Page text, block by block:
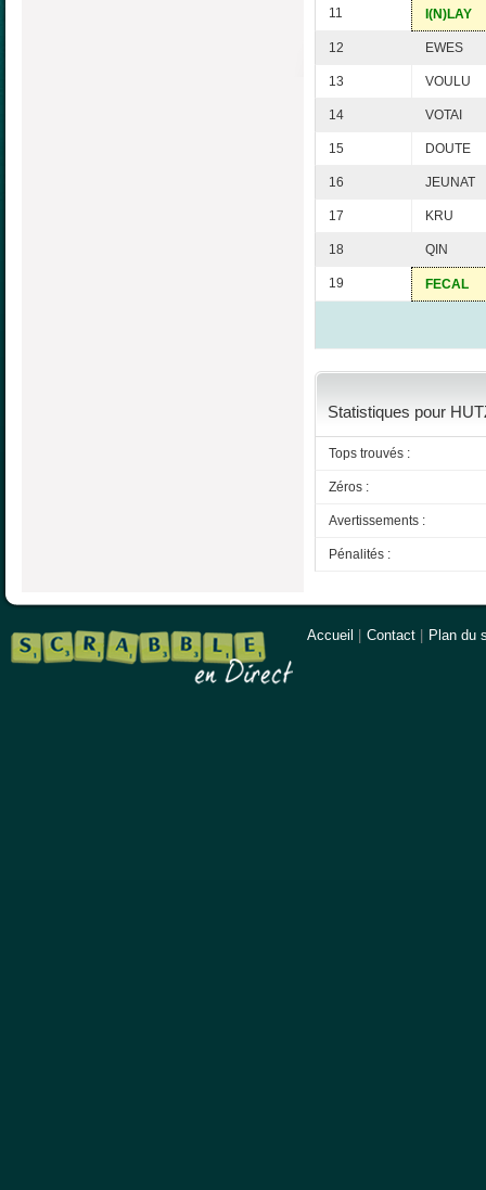
11 I(N)LAY
12 EWES
13 VOULU
14 VOTAI
15 DOUTE
16 JEUNAT
17 KRU
18 QIN
19 FECAL
Statistiques pour
Tops trouvés :
Zéros :
Avertissements :
Pénalités :
Accueil Contact Plan du